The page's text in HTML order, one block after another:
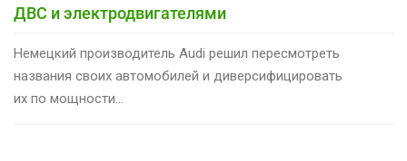
ДВС и электродвигателями
Немецкий производитель Audi решил пересмотреть
названия своих автомобилей и диверсифицировать
их по мощности...